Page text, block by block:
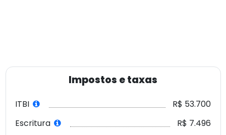
Impostos e taxas
ITBI
R$ 53.700
Escritura
R$ 7.496